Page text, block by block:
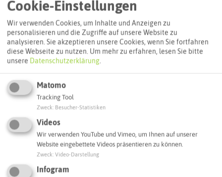
Routenplanung zum Ziel:
ÖPNV-Route finden
Autoroute finden
ATTRAKTIONEN IN DER UMGEBUNG
Was ihr hier noch erleben könnt
CASTROP-RAUXEL
Cookie-Einstellungen
Wir verwenden Cookies, um Inhalte und Anzeigen zu
personalisieren und die Zugriffe auf unsere Website zu
analysieren. Sie akzeptieren unsere Cookies, wenn Sie fortfahren
diese Webseite zu nutzen. Um mehr zu erfahren, lesen Sie bitte
unsere Datenschutzerklärung.
Matomo
Tracking Tool
Zweck Besucher-Statistiken
Videos
Wir verwenden YouTube und Vimeo, um Ihnen auf unserer
Website eingebettete Videos präsentieren zu können.
Zweck Video-Darstellung
Infogram